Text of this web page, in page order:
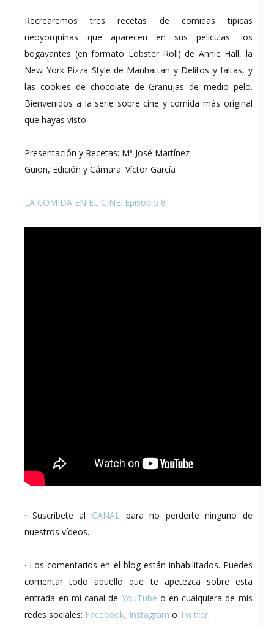
Recrearemos tres recetas de comidas típicas
neoyorquinas que aparecen en sus películas: los
bogavantes (en formato Lobster Roll) de Annie Hall, la
New York Pizza Style de Manhattan y Delitos y faltas, y
las cookies de chocolate de Granujas de medio pelo.
Bienvenidos a la serie sobre cine y comida más original
que hayas visto.
Presentación y Recetas: Mª José Martínez
Guion, Edición y Cámara: Víctor García
LA COMIDA EN EL CINE. Episodio 8
· Suscríbete al CANALpara no perderte ninguno de
nuestros vídeos.
· Los comentarios en el blog están inhabilitados. Puedes
comentar todo aquello que te apetezca sobre esta
entrada en mi canal de YouTube o en cualquiera de mis
redes sociales: Facebook, Instagram o Twitter.